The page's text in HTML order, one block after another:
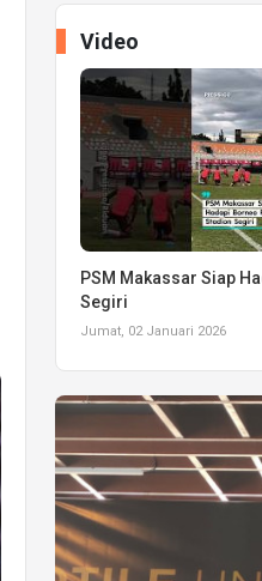
Video
PSM Makassar Siap
Segiri
Jumat, 02 Januari 2026